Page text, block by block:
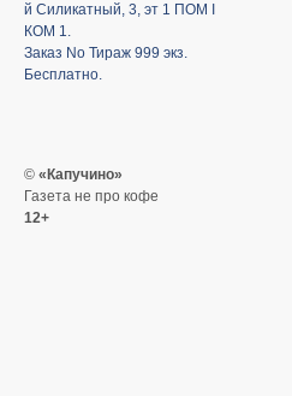
й Силикатный, 3, эт 1 ПОМ I
КОМ 1.
Заказ No Тираж 999 экз.
Бесплатно.
© «Капучино»
Газета не про кофе
12+